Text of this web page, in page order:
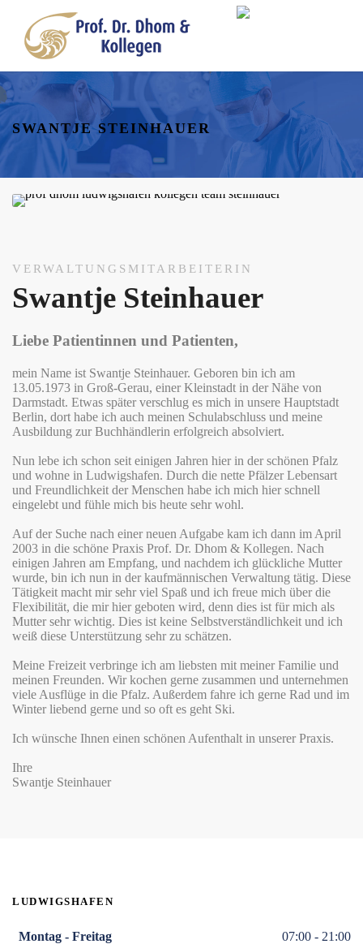
SWANTJE STEINHAUER
VERWALTUNGSMITARBEITERIN
Swantje Steinhauer
Liebe Patientinnen und Patienten,
mein Name ist Swantje Steinhauer. Geboren bin ich am
13.05.1973 in Groß-Gerau, einer Kleinstadt in der Nähe von
Darmstadt. Etwas später verschlug es mich in unsere Hauptstadt
Berlin, dort habe ich auch meinen Schulabschluss und meine
Ausbildung zur Buchhändlerin erfolgreich absolviert.
Nun lebe ich schon seit einigen Jahren hier in der schönen Pfalz
und wohne in Ludwigshafen. Durch die nette Pfälzer Lebensart
und Freundlichkeit der Menschen habe ich mich hier schnell
eingelebt und fühle mich bis heute sehr wohl.
Auf der Suche nach einer neuen Aufgabe kam ich dann im April
2003 in die schöne Praxis Prof. Dr. Dhom & Kollegen. Nach
einigen Jahren am Empfang, und nachdem ich glückliche Mutter
wurde, bin ich nun in der kaufmännischen Verwaltung tätig. Diese
Tätigkeit macht mir sehr viel Spaß und ich freue mich über die
Flexibilität, die mir hier geboten wird, denn dies ist für mich als
Mutter sehr wichtig. Dies ist keine Selbstverständlichkeit und ich
weiß diese Unterstützung sehr zu schätzen.
Meine Freizeit verbringe ich am liebsten mit meiner Familie und
meinen Freunden. Wir kochen gerne zusammen und unternehmen
viele Ausflüge in die Pfalz. Außerdem fahre ich gerne Rad und im
Winter liebend gerne und so oft es geht Ski.
Ich wünsche Ihnen einen schönen Aufenthalt in unserer Praxis.
Ihre
Swantje Steinhauer
LUDWIGSHAFEN
Montag - Freitag 07:00 - 21:00